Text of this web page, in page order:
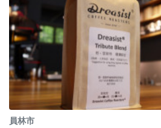
員林市